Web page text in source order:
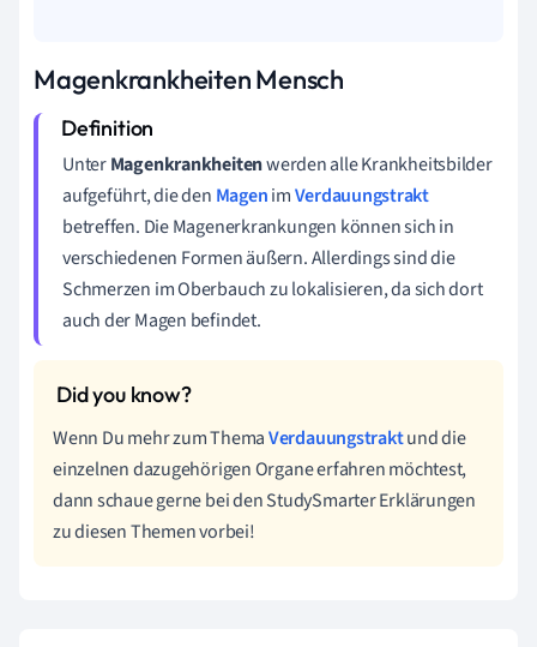
Magenkrankheiten Mensch
UnterMagenkrankheitenwerden alle Krankheitsbilder
aufgeführt, die den MagenimVerdauungstrakt
betreffen. Die Magenerkrankungen können sich in
verschiedenen Formen äußern. Allerdings sind die
Schmerzen im Oberbauch zu lokalisieren, da sich dort
auch der Magen befindet.
Wenn Du mehr zum ThemaVerdauungstraktund die
einzelnen dazugehörigen Organe erfahren möchtest,
dann schaue gerne bei den StudySmarter Erklärungen
zu diesen Themen vorbei!